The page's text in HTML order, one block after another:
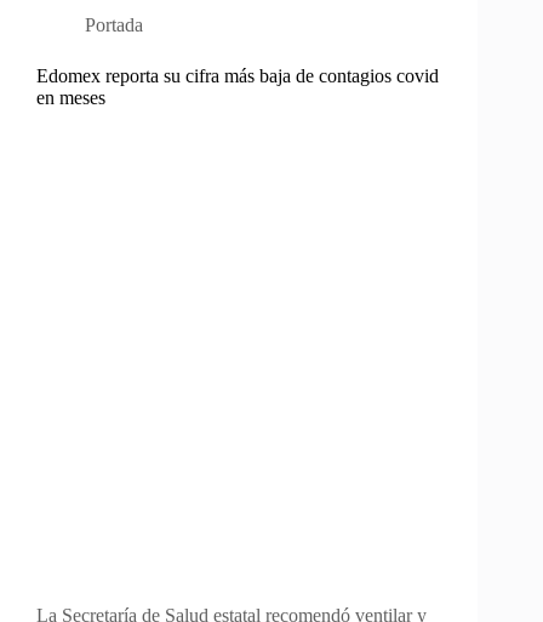
Portada
Edomex reporta su cifra más baja de contagios covid
en meses
La Secretaría de Salud estatal recomendó ventilar y